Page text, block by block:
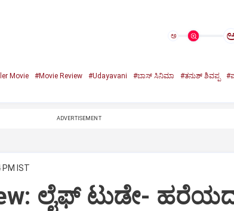
ಅ
Movie #Movie Review #Udayavani #ಬಾಸ್‌ ಸಿನಿಮಾ #ತನುಶ್‌ ಶಿವಪ್ಪ
ADVERTISEMENT
PM IST
ಲೈಫ್‌ ಟುಡೇ-